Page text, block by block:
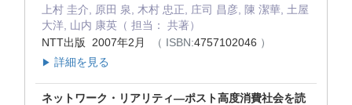
上村 圭介, 原田 泉, 木村 忠正, 庄司 昌彦, 陳 潔華, 土屋
大洋, 山内 康英（ 担当： 共著）
NTT出版 2007年2月
（ ISBN:4757102046 ）
▶ 詳細を見る
ネットワーク・リアリティ―ポスト高度消費社会を読